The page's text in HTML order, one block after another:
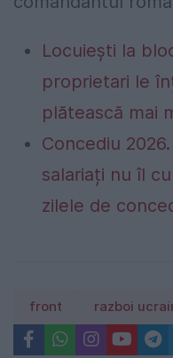
Locuiești la
proprietari le
plătească mai
Concediu
salariați nu îl
zilele de
front razboi